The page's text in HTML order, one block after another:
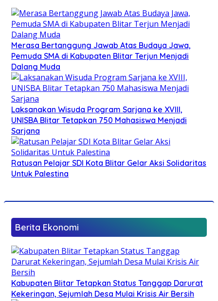
Merasa Bertanggung Jawab Atas Budaya Jawa,
Pemuda SMA di Kabupaten Blitar Terjun Menjadi
Dalang Muda
Laksanakan Wisuda Program Sarjana ke XVIII,
UNISBA Blitar Tetapkan 750 Mahasiswa Menjadi
Sarjana
Ratusan Pelajar SDI Kota Blitar Gelar Aksi Solidaritas
Untuk Palestina
Berita Ekonomi
Kabupaten Blitar Tetapkan Status Tanggap Darurat
Kekeringan, Sejumlah Desa Mulai Krisis Air Bersih